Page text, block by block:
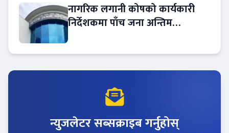
नागरिक लगानी कोषको कार्यकारी
निर्देशकमा पाँच जना अन्तिम
न्युजलेटर सब्सक्राइब गर्नुहोस्